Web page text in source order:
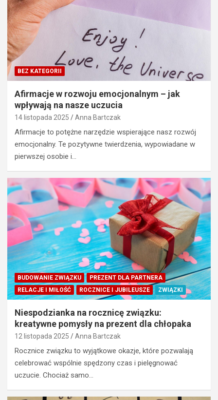
BEZ KATEGORII
Afirmacje w rozwoju emocjonalnym – jak
wpływają na nasze uczucia
14 listopada 2025 Anna Bartczak
Afirmacje to potężne narzędzie wspierające nasz rozwój
emocjonalny. Te pozytywne twierdzenia, wypowiadane w
pierwszej osobie i…
BUDOWANIE ZWIĄZKU
PREZENT DLA PARTNERA
RELACJE I MIŁOŚĆ
ROCZNICE I JUBILEUSZE ZWIĄZKI
Niespodzianka na rocznicę związku:
kreatywne pomysły na prezent dla chłopaka
12 listopada 2025 Anna Bartczak
Rocznice związku to wyjątkowe okazje, które pozwalają
celebrować wspólnie spędzony czas i pielęgnować
uczucie. Chociaż samo…